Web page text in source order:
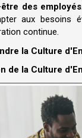
des employés
aux besoins
continue.
la Culture
de la Culture